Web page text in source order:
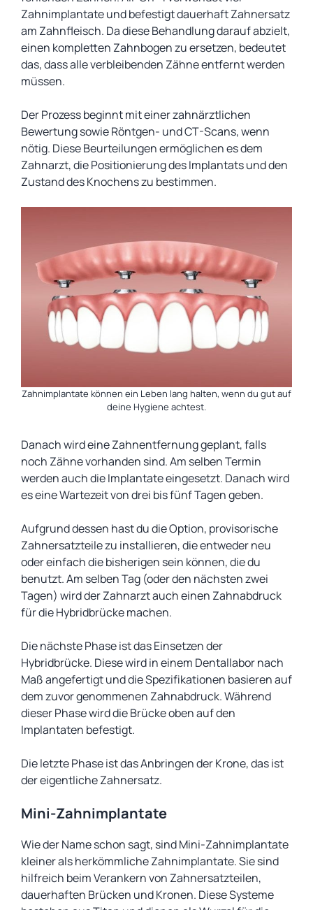
Zahnimplantate und befestigt dauerhaft Zahnersatz
am Zahnfleisch. Da diese Behandlung darauf abzielt,
einen kompletten Zahnbogen zu ersetzen, bedeutet
das, dass alle verbleibenden Zähne entfernt werden
müssen.
Der Prozess beginnt mit einer zahnärztlichen
Bewertung sowie Röntgen- und CT-Scans, wenn
nötig. Diese Beurteilungen ermöglichen es dem
Zahnarzt, die Positionierung des Implantats und den
Zustand des Knochens zu bestimmen.
Zahnimplantate können ein Leben lang halten, wenn du gut auf
deine Hygiene achtest.
Danach wird eine Zahnentfernung geplant, falls
noch Zähne vorhanden sind. Am selben Termin
werden auch die Implantate eingesetzt. Danach wird
es eine Wartezeit von drei bis fünf Tagen geben.
Aufgrund dessen hast du die Option, provisorische
Zahnersatzteile zu installieren, die entweder neu
oder einfach die bisherigen sein können, die du
benutzt. Am selben Tag (oder den nächsten zwei
Tagen) wird der Zahnarzt auch einen Zahnabdruck
für die Hybridbrücke machen.
Die nächste Phase ist das Einsetzen der
Hybridbrücke. Diese wird in einem Dentallabor nach
Maß angefertigt und die Spezifikationen basieren auf
dem zuvor genommenen Zahnabdruck. Während
dieser Phase wird die Brücke oben auf den
Implantaten befestigt.
Die letzte Phase ist das Anbringen der Krone, das ist
der eigentliche Zahnersatz.
Mini-Zahnimplantate
Wie der Name schon sagt, sind Mini-Zahnimplantate
kleiner als herkömmliche Zahnimplantate. Sie sind
hilfreich beim Verankern von Zahnersatzteilen,
dauerhaften Brücken und Kronen. Diese Systeme